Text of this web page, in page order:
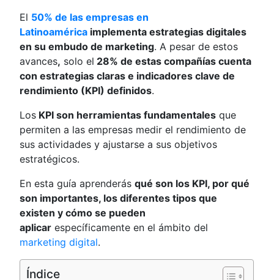
El 50% de las empresas en
Latinoamérica implementa estrategias digitales
en su embudo de marketing. A pesar de estos
avances, solo el 28% de estas compañías cuenta
con estrategias claras e indicadores clave de
rendimiento (KPI) definidos.
Los KPI son herramientas fundamentales que
permiten a las empresas medir el rendimiento de
sus actividades y ajustarse a sus objetivos
estratégicos.
En esta guía aprenderásqué son los KPI, por qué
son importantes, los diferentes tipos que
existen y cómo se pueden
aplicar específicamente en el ámbito del
marketing digital.
Índice